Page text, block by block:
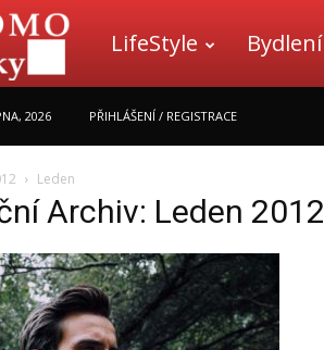
Promo
LifeStyle Bydlení
2026 PŘIHLÁŠENÍ / REGISTRACE
Leden
Archiv: Leden 2012